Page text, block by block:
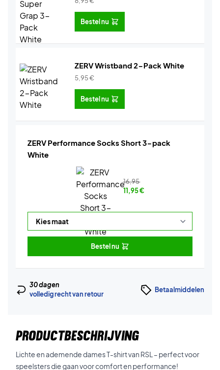
Bestel nu
ZERV Wristband 2-Pack White
5,95€
Bestel nu
ZERV Performance Socks Short 3-pack
White
16,95
11,95€
Bestel nu
30 dagen
volledig recht van retour
Betaalmiddelen
PRODUCTBESCHRIJVING
Lichte en ademende dames T-shirt van RSL – perfect voor
speelsters die gaan voor comfort en performance!